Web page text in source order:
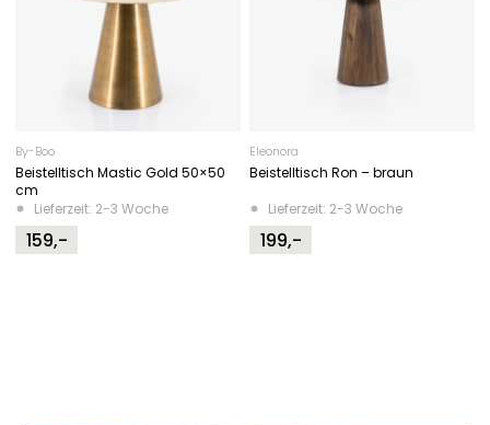
By-Boo
Beistelltisch Mastic Gold 50×50
cm
Lieferzeit: 2-3 Woche
159,-
Eleonora
Beistelltisch Ron – braun
Lieferzeit: 2-3 Woche
199,-